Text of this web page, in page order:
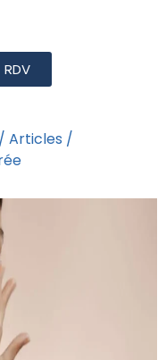
RDV
Articles /